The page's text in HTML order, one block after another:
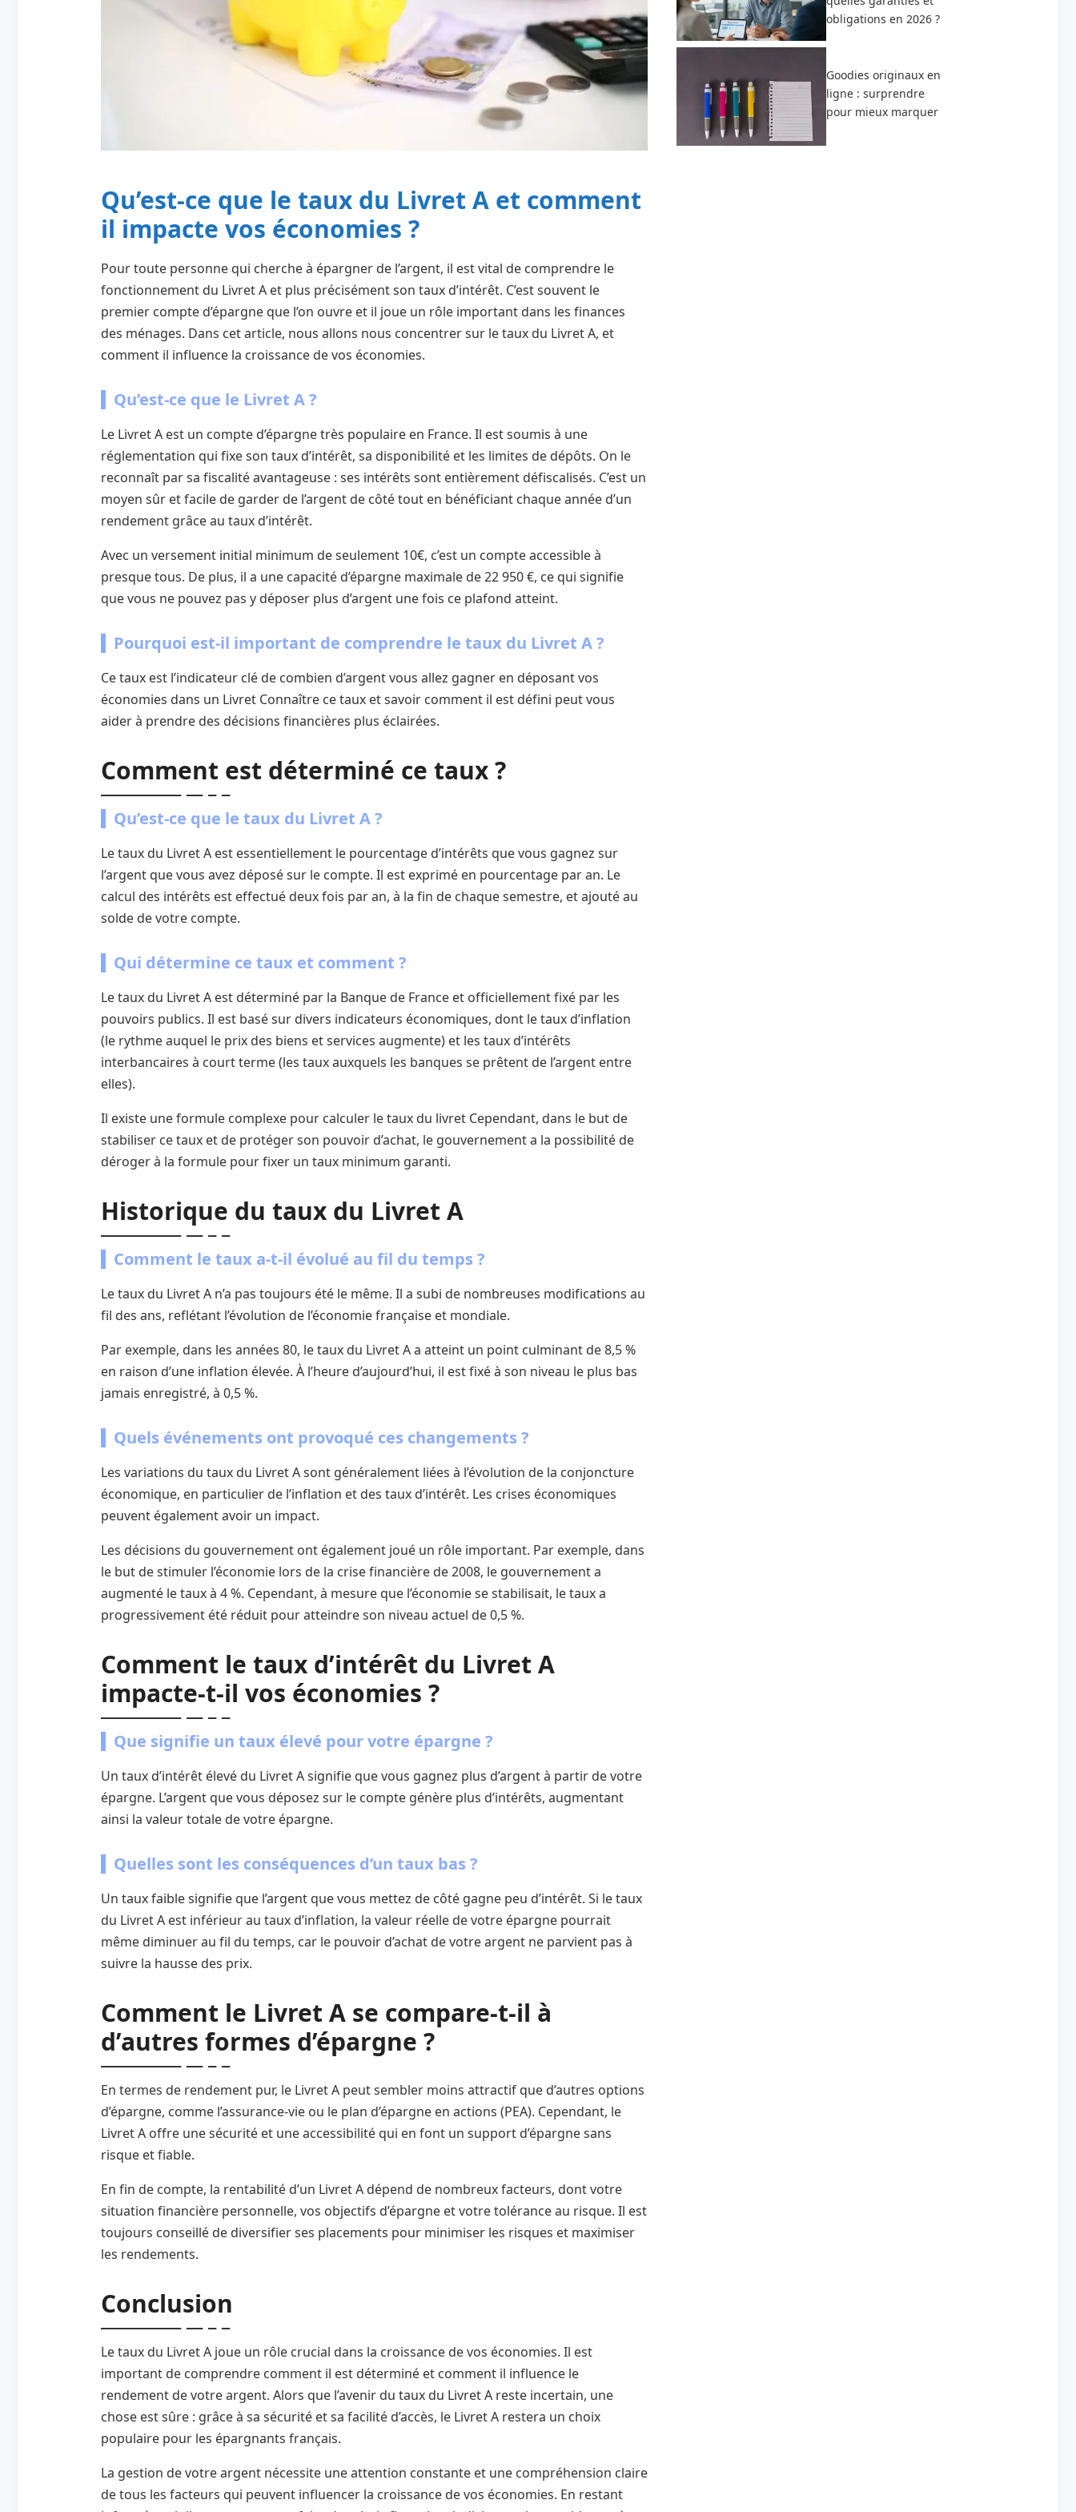
Qu’est-ce que le taux du Livret A et comment
il impacte vos économies ?
Pour toute personne qui cherche à épargner de l’argent, il est vital de comprendre le
fonctionnement du Livret A et plus précisément son taux d’intérêt. C’est souvent le
premier compte d’épargne que l’on ouvre et il joue un rôle important dans les finances
des ménages. Dans cet article, nous allons nous concentrer sur le taux du Livret A, et
comment il influence la croissance de vos économies.
Qu’est-ce que le Livret A ?
Le Livret A est un compte d’épargne très populaire en France. Il est soumis à une
réglementation qui fixe son taux d’intérêt, sa disponibilité et les limites de dépôts. On le
reconnaît par sa fiscalité avantageuse : ses intérêts sont entièrement défiscalisés. C’est un
moyen sûr et facile de garder de l’argent de côté tout en bénéficiant chaque année d’un
rendement grâce au taux d’intérêt.
Avec un versement initial minimum de seulement 10€, c’est un compte accessible à
presque tous. De plus, il a une capacité d’épargne maximale de 22 950 €, ce qui signifie
que vous ne pouvez pas y déposer plus d’argent une fois ce plafond atteint.
Pourquoi est-il important de comprendre le taux du Livret A ?
Ce taux est l’indicateur clé de combien d’argent vous allez gagner en déposant vos
économies dans un Livret Connaître ce taux et savoir comment il est défini peut vous
aider à prendre des décisions financières plus éclairées.
Comment est déterminé ce taux ?
Qu’est-ce que le taux du Livret A ?
Le taux du Livret A est essentiellement le pourcentage d’intérêts que vous gagnez sur
l’argent que vous avez déposé sur le compte. Il est exprimé en pourcentage par an. Le
calcul des intérêts est effectué deux fois par an, à la fin de chaque semestre, et ajouté au
solde de votre compte.
Qui détermine ce taux et comment ?
Le taux du Livret A est déterminé par la Banque de France et officiellement fixé par les
pouvoirs publics. Il est basé sur divers indicateurs économiques, dont le taux d’inflation
(le rythme auquel le prix des biens et services augmente) et les taux d’intérêts
interbancaires à court terme (les taux auxquels les banques se prêtent de l’argent entre
elles).
Il existe une formule complexe pour calculer le taux du livret Cependant, dans le but de
stabiliser ce taux et de protéger son pouvoir d’achat, le gouvernement a la possibilité de
déroger à la formule pour fixer un taux minimum garanti.
Historique du taux du Livret A
Comment le taux a-t-il évolué au fil du temps ?
Le taux du Livret A n’a pas toujours été le même. Il a subi de nombreuses modifications au
fil des ans, reflétant l’évolution de l’économie française et mondiale.
Par exemple, dans les années 80, le taux du Livret A a atteint un point culminant de 8,5 %
en raison d’une inflation élevée. À l’heure d’aujourd’hui, il est fixé à son niveau le plus bas
jamais enregistré, à 0,5 %.
Quels événements ont provoqué ces changements ?
Les variations du taux du Livret A sont généralement liées à l’évolution de la conjoncture
économique, en particulier de l’inflation et des taux d’intérêt. Les crises économiques
peuvent également avoir un impact.
Les décisions du gouvernement ont également joué un rôle important. Par exemple, dans
le but de stimuler l’économie lors de la crise financière de 2008, le gouvernement a
augmenté le taux à 4 %. Cependant, à mesure que l’économie se stabilisait, le taux a
progressivement été réduit pour atteindre son niveau actuel de 0,5 %.
Comment le taux d’intérêt du Livret A
impacte-t-il vos économies ?
Que signifie un taux élevé pour votre épargne ?
Un taux d’intérêt élevé du Livret A signifie que vous gagnez plus d’argent à partir de votre
épargne. L’argent que vous déposez sur le compte génère plus d’intérêts, augmentant
ainsi la valeur totale de votre épargne.
Quelles sont les conséquences d’un taux bas ?
Un taux faible signifie que l’argent que vous mettez de côté gagne peu d’intérêt. Si le taux
du Livret A est inférieur au taux d’inflation, la valeur réelle de votre épargne pourrait
même diminuer au fil du temps, car le pouvoir d’achat de votre argent ne parvient pas à
suivre la hausse des prix.
Comment le Livret A se compare-t-il à
d’autres formes d’épargne ?
En termes de rendement pur, le Livret A peut sembler moins attractif que d’autres options
d’épargne, comme l’assurance-vie ou le plan d’épargne en actions (PEA). Cependant, le
Livret A offre une sécurité et une accessibilité qui en font un support d’épargne sans
risque et fiable.
En fin de compte, la rentabilité d’un Livret A dépend de nombreux facteurs, dont votre
situation financière personnelle, vos objectifs d’épargne et votre tolérance au risque. Il est
toujours conseillé de diversifier ses placements pour minimiser les risques et maximiser
les rendements.
Conclusion
Le taux du Livret A joue un rôle crucial dans la croissance de vos économies. Il est
important de comprendre comment il est déterminé et comment il influence le
rendement de votre argent. Alors que l’avenir du taux du Livret A reste incertain, une
chose est sûre : grâce à sa sécurité et sa facilité d’accès, le Livret A restera un choix
populaire pour les épargnants français.
La gestion de votre argent nécessite une attention constante et une compréhension claire
de tous les facteurs qui peuvent influencer la croissance de vos économies. En restant
obligations en 2026 ?
Goodies originaux en
ligne : surprendre
pour mieux marquer